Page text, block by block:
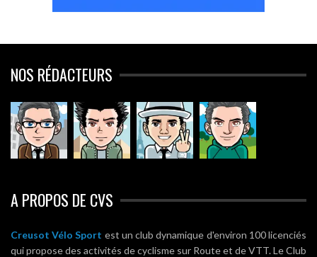
NOS RÉDACTEURS
A PROPOS DE CVS
Creusot Vélo Sport est un club dynamique d'environ 100 licenciés
qui propose des activités de cyclisme sur Route et de VTT. Le Club